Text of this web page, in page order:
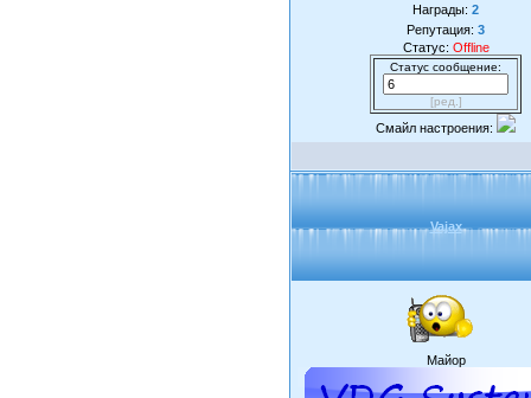
Награды: 2
Репутация: 3
Статус: Offline
Статус сообщение:
[ред.]
Смайл настроения:
Vajax
Майор